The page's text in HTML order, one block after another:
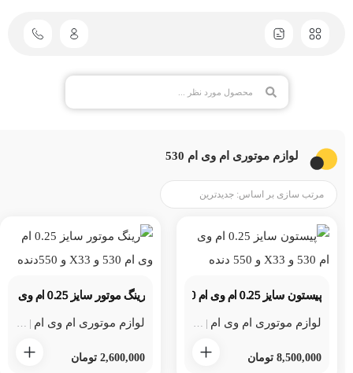
لوازم موتوری ام وی ام 530
پیستون سایز 0.25 ام وی ام 530 و X33 و 550 دنده ای
لوازم موتوری ام وی ام | لوازم موتوری ام وی ام 530 |لوازم موتوری
8,500,000 تومان
رینگ موتور سایز 0.25 ام وی ام 530 و X33 و 550دنده ای
لوازم موتوری ام وی ام | لوازم
2,600,000 تومان